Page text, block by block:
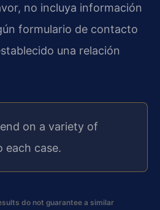
no incluya información
formulario de contacto
una relación
on a variety of
each case.
do not guarantee a similar